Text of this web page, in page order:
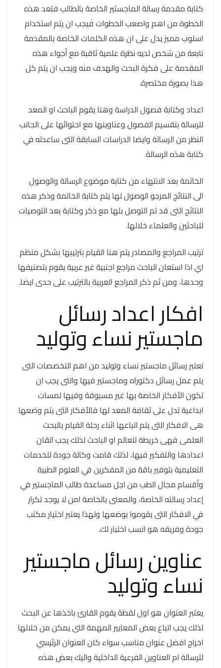
كتابة مقدمة رسالة الماجستير الخاصة بالطالب فتعد هذه
الخطوة من اهم واصعب الخطوات فيجب ان يتم استخدام
اسلوب مميز يدل على ان هذه الكلمات الخاصة بالمقدمة
نابعة من شخص لديه نظرة علمية ثاقبة مع أجواء هذه
المقدمة على فكرة البحث والهدف منه ويجب ان يتم كل
هذا بصورة مختصرة.
اعداد وكتابة فصول الدراسة وهنا يقوم الباحث او المعد
للرسالة بتقسيم الفصول وعناوينها مع احتوائها على الجانب
النظر من الرسالة وايضا الدراسات السابقة التى ساعدته في
كتابة هذه الرسالة.
الخاتمة بعد الانتهاء من كتابة موضوع الرسالة والوصول
الى النتائج المرجو الوصول لها يتم كتابة الخاتمة وذكر هذه
النتائج التى قد تم التوصل بلها مع ذكر وكتابة بعد التوصيات
للباحثين والعلماء خلالها.
ترتيب المراجع والمصادر يتم هنا القيام بترتيبها بشكل منظم
اي اذا استعان الباحث مراجع اجنبية غير عربية يقوم بتصنيفها
وحدها، ومن ثم ذكر المراجع العربية بالترتيب على حدى ايضا.
افكار اعداد رسائل
ماجستير نساء وتوليد
تعتبر رسائل ماجستير نساء وتوليد من اهم التخصصات التى
يتم عمل رسائل دكتوراه وماجستير فيها والتى يجب ان
تكون الأفكار الخاصة بها غير مسبوقة وفيها لمسات
ابداعية تدل على ثقافة المعد لها فالأفكار التى يتم وضعها
هى الافكار التى يتم اتباعها اثناء رحلة القيام بالبحث
العلمى فهى خريطة للعالم او الباحث لذلك يجب اتقان
اعدادها والتفكير فيها، لذلك قامت وكالة جودة للخدمات
التعليمية بتوفير باقة من المفكرين في العلوم الطبية
وأقسام مجال الطب من اجل مساعدة طالب الماجستير في
إعداد رسالته الخاصة، والمعنى بالخاصة امن لا يوجد تكرار
في الافكار التى يقوموا بوضعها ولهذا يعتبر اختيار مكتب
جودة وفريقه هو انسب اختيار لك.
عناوين رسائل ماجستير
نساء وتوليد
يعتبر العنوان هو اول لقطة يقوم القارئ باخذها عن البحث
لذلك يجب اتباع بعض المعايير المهمة التى يمكن من خلالها
اخراج افضل عنوان مناسب سواء كان العنوان الرئيسي
للرسالة ام العناوين الفرعية الداخلية واليك بعض هذه